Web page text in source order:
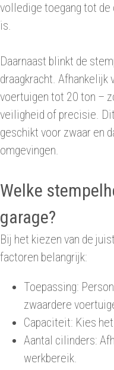
volledige toegang tot de
is.
Daarnaast blinkt de
draagkracht.
voertuigen tot 20 ton –
veiligheid of precisie.
geschikt voor zwaar en
omgevingen.
Welke
garage?
Bij het kiezen van de
factoren belangrijk:
Toepassing:
zwaardere
Capaciteit: Kies
Aantal cilinders:
werkbereik.